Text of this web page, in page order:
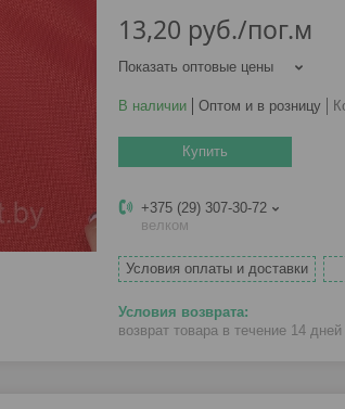
13,20 руб./пог.м
Показать оптовые цены
В наличии Оптом и в розницу
Купить
+375 (29) 307-30-72
велком
Условия оплаты и доставки
возврат товара в течение 14 дней